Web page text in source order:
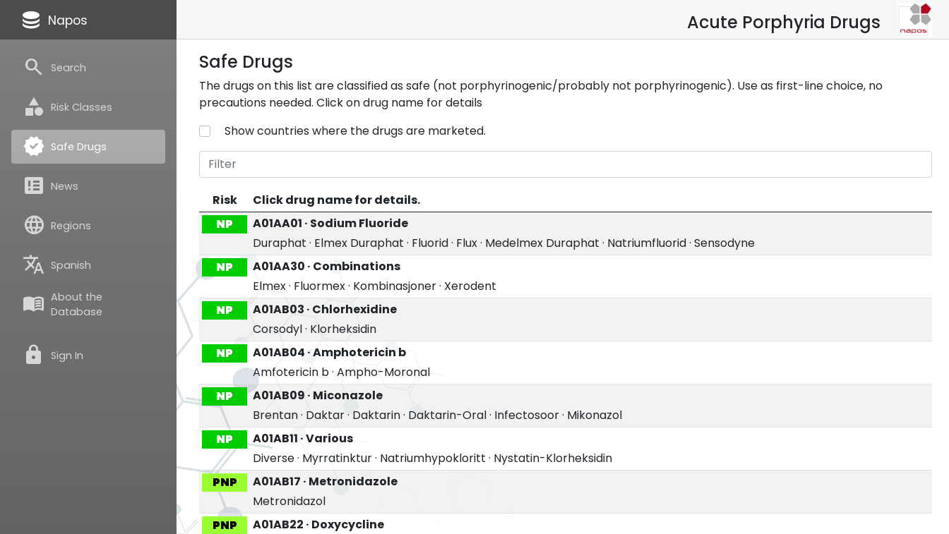
database Napos
search Search
category Risk Classes
verified Safe Drugs
breaking_news News
language Regions
translate Spanish
menu_book About the
Database
lock Sign In
Acute Porphyria Drugs
Safe Drugs
The drugs on this list are classified as safe (not porphyrinogenic/probably not porphyrinogenic). Use as first-line choice, no
precautions needed. Click on drug name for details
Show countries where the drugs are marketed.
Risk
Click drug name for details.
NP
A01AA01 · Sodium Fluoride
Duraphat · Elmex Duraphat · Fluorid· Flux· Medelmex Duraphat · Natriumfluorid· Sensodyne
NP
A01AA30 · Combinations
Elmex· Fluormex· Kombinasjoner· Xerodent
NP
A01AB03 · Chlorhexidine
Corsodyl· Klorheksidin
NP
A01AB04 · Amphotericin b
Amfotericin b· Ampho-Moronal
NP
A01AB09 · Miconazole
Brentan· Daktar· Daktarin· Daktarin-Oral· Infectosoor· Mikonazol
NP
A01AB11 · Various
Diverse· Myrratinktur· Natriumhypokloritt · Nystatin-Klorheksidin
PNP
A01AB17 · Metronidazole
Metronidazol
PNP
A01AB22 · Doxycycline